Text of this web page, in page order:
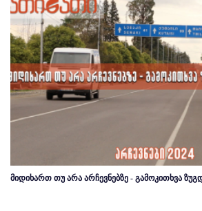
მიდიხართ თუ არა არჩევნებზე - გამოკითხვა